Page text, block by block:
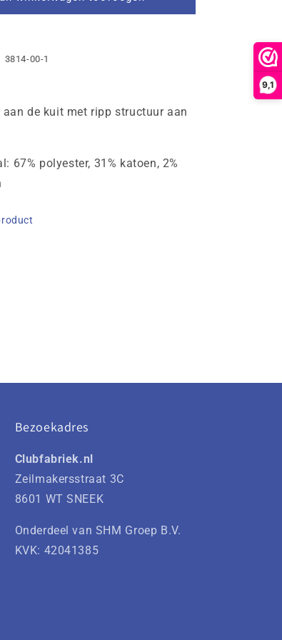
9,1
Mulier
(Wit)
3814-00-1
aan de kuit met ripp structuur aan
67% polyester, 31% katoen, 2%
Bezoekadres
Clubfabriek.nl
Zeilmakersstraat 3C
8601 WT SNEEK
Onderdeel van SHM Groep B.V.
KVK: 42041385